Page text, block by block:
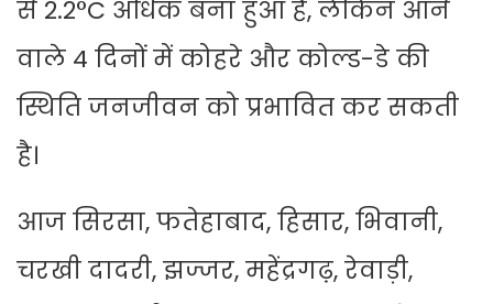
से 2.2°C अधिक बना हुआ है, लेकिन आने
वाले 4 दिनों में कोहरे और कोल्ड-डे की
स्थिति जनजीवन को प्रभावित कर सकती
है।
आज सिरसा, फतेहाबाद, हिसार, भिवानी,
चरखी दादरी, झज्जर, महेंद्रगढ़, रेवाड़ी,